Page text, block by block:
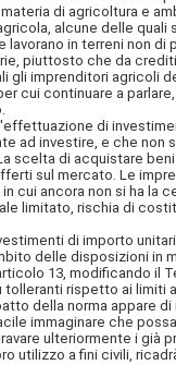
di agricoltura e
alcune delle
in terreni non
piuttosto che da
gli imprenditori
cui continuare a
di
ad investire, e che
scelta di acquistare
sul mercato. Le
cui ancora non si ha
limitato, rischia di
di importo
delle disposizioniin
13, modificando il
rispetto ai
della norma appare
immaginare che
ulteriormente i
utilizzo a fini civili,